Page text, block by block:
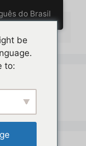
Menu
do Brasil
be
to: